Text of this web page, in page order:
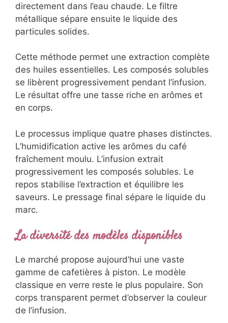
directement dans l’eau chaude. Le filtre
métallique sépare ensuite le liquide des
particules solides.
Cette méthode permet une extraction complète
des huiles essentielles. Les composés solubles
se libèrent progressivement pendant l’infusion.
Le résultat offre une tasse riche en arômes et
en corps.
Le processus implique quatre phases distinctes.
L’humidification active les arômes du café
fraîchement moulu. L’infusion extrait
progressivement les composés solubles. Le
repos stabilise l’extraction et équilibre les
saveurs. Le pressage final sépare le liquide du
marc.
La diversité des modèles disponibles
Le marché propose aujourd’hui une vaste
gamme de cafetières à piston. Le modèle
classique en verre reste le plus populaire. Son
corps transparent permet d’observer la couleur
de l’infusion.